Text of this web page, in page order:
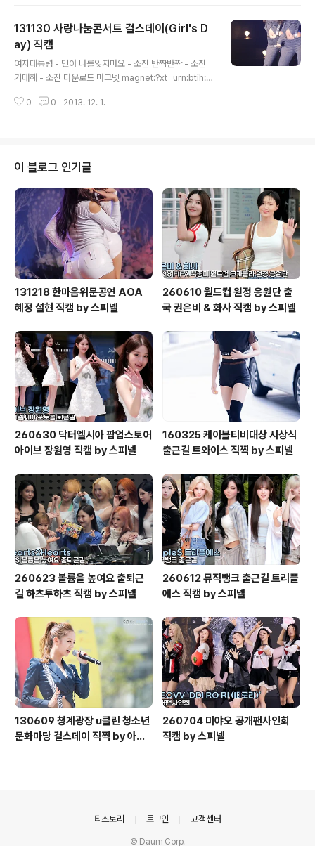
131130 사랑나눔콘서트 걸스데이(Girl's D
ay) 직캠
여자대통령 - 민아 나를잊지마요 - 소진 반짝반짝 - 소진
기대해 - 소진 다운로드 마그넷 magnet:?xt=urn:btih:1
0613&dn=131130%20%ec%82%ac%eb%9e%9
7%81%ec%ba%a0&tr=udp%3a%2f%2ftracker.
openbittorrent.com%3a80%2fannounce&tr=ud
p%3a%2f%2ftracker.publicbt.com%3a80%2fan
nounce&ws=http%3a%2f%2fremote.utorrent.c
om%2fta..
0 0 2013. 12. 1.
이 블로그 인기글
131218 한마음위문공연 AOA
혜정 설현 직캠 by 스피넬
260610 월드컵 원정 응원단 출
국 권은비 & 화사 직캠 by 스피넬
260630 닥터엘시아 팝업스토어
아이브 장원영 직캠 by 스피넬
160325 케이블티비대상 시상식
출근길 트와이스 직찍 by 스피넬
260623 볼륨을 높여요 출퇴근
길 하츠투하츠 직캠 by 스피넬
260612 뮤직뱅크 출근길 트리플
에스 직캠 by 스피넬
130609 청계광장 u클린 청소년
문화마당 걸스데이 직찍 by 아데
260704 미야오 공개팬사인회
직캠 by 스피넬
티스토리 로그인 고객센터
© Daum Corp.